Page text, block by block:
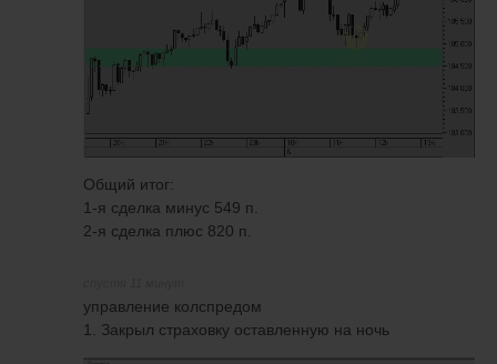
Общий итог:
1-я сделка минус 549 п.
2-я сделка плюс 820 п.
управление колспредом
1. Закрыл страховку оставленную на ночь